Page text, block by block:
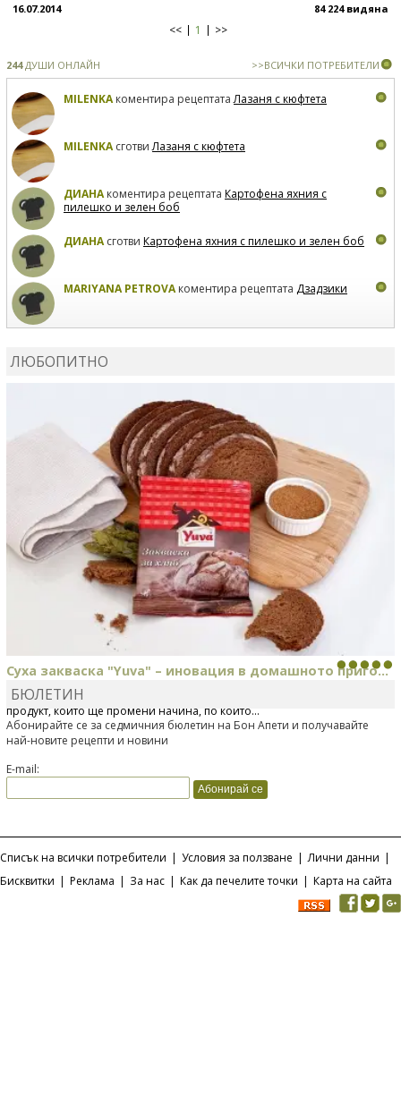
16.07.2014 84 224 видяна
<< 1 >>
244ДУШИ ОНЛАЙН >>ВСИЧКИ ПОТРЕБИТЕЛИ
MILENKAкоментира рецептатаЛазаня с кюфтета
MILENKAсготвиЛазаня с кюфтета
ДИАНАкоментира рецептата Картофена яхния с
пилешко и зелен боб
ДИАНАсготви Картофена яхния с пилешко и зелен боб
MARIYANA PETROVAкоментира рецептата Дзадзики
ЛЮБОПИТНО
Суха закваска "Yuva" – иновация в домашното приго...
Отскоро Лесафр България стартира предлагането на изцяло нов
продукт, който ще промени начина, по който...
БЮЛЕТИН
Абонирайте се за седмичния бюлетин на Бон Апети и получавайте
най-новите рецепти и новини
E-mail:
Списък на всички потребители | Условия за ползване | Лични данни |
Бисквитки | Реклама | За нас | Как да печелите точки | Карта на сайта